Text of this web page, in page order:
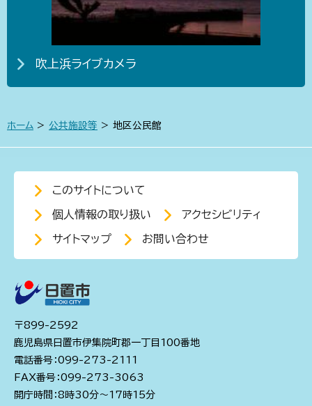
吹上浜ライブカメラ
ホーム > 公共施設等 > 地区公民館
このサイトについて
個人情報の取り扱い アクセシビリティ
サイトマップ お問い合わせ
〒899-2592
鹿児島県日置市伊集院町郡一丁目100番地
電話番号：099-273-2111
FAX番号：099-273-3063
開庁時間：8時30分～17時15分